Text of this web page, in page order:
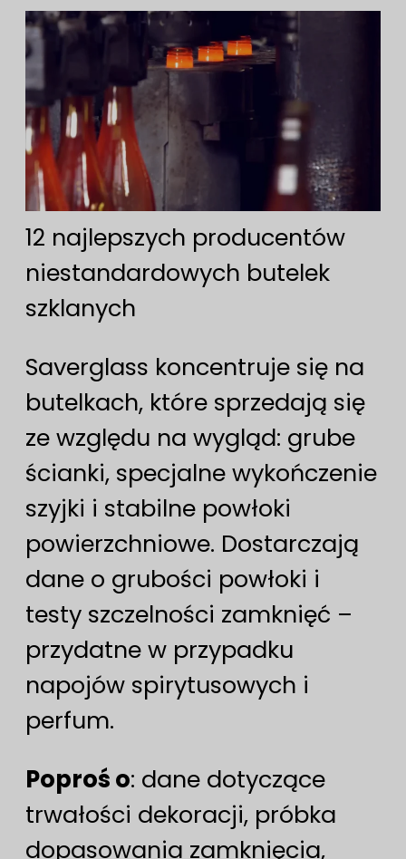
12 najlepszych producentów
niestandardowych butelek
szklanych
Saverglass koncentruje się na
butelkach, które sprzedają się
ze względu na wygląd: grube
ścianki, specjalne wykończenie
szyjki i stabilne powłoki
powierzchniowe. Dostarczają
dane o grubości powłoki i
testy szczelności zamknięć –
przydatne w przypadku
napojów spirytusowych i
perfum.
Poproś o: dane dotyczące
trwałości dekoracji, próbka
dopasowania zamknięcia,